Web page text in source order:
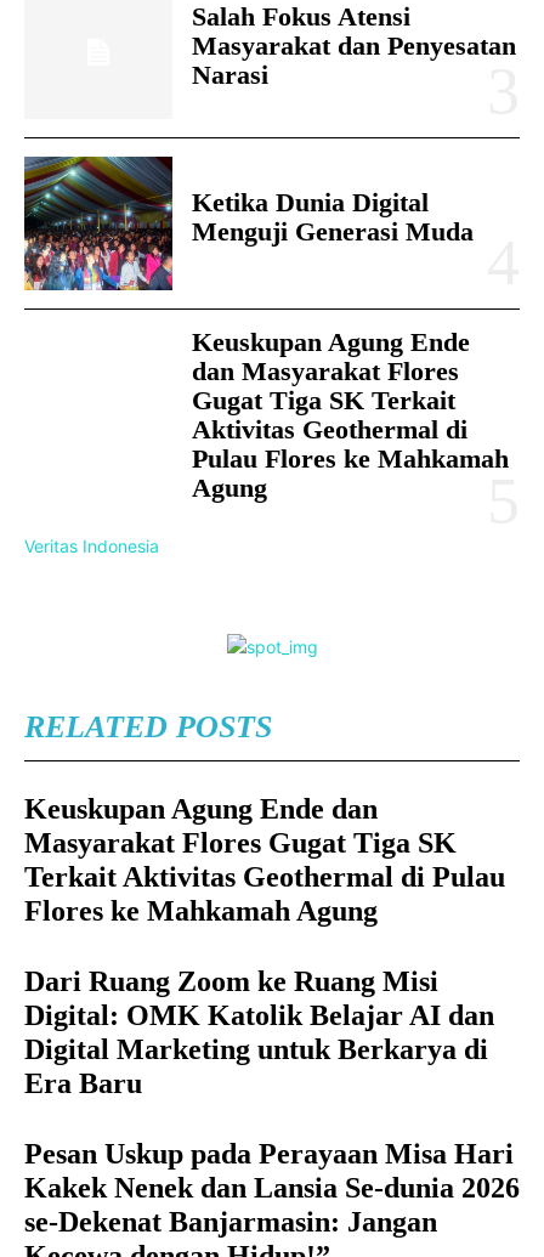
Salah Fokus Atensi
Masyarakat dan Penyesatan
Narasi
Ketika Dunia Digital
Menguji Generasi Muda
Keuskupan Agung Ende
dan Masyarakat Flores
Gugat Tiga SK Terkait
Aktivitas Geothermal di
Pulau Flores ke Mahkamah
Agung
Veritas Indonesia
RELATED POSTS
Keuskupan Agung Ende dan
Masyarakat Flores Gugat Tiga SK
Terkait Aktivitas Geothermal di Pulau
Flores ke Mahkamah Agung
Dari Ruang Zoom ke Ruang Misi
Digital: OMK Katolik Belajar AI dan
Digital Marketing untuk Berkarya di
Era Baru
Pesan Uskup pada Perayaan Misa Hari
Kakek Nenek dan Lansia Se-dunia 2026
se-Dekenat Banjarmasin: Jangan